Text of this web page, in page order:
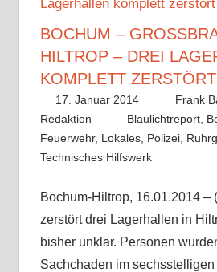
BOCHUM –
ILTROP – DREI
OMPLETT ZERSTÖRT
17. Januar 2014
Frank
Redaktion
Blaulichtreport
Feuerwehr, Lokales, Polizei,
Technisches Hilfswerk
Bochum-Hiltrop, 16.01.2014 –
zerstört drei Lagerhallen in
bisher unklar. Personen
Sachchaden im sechsstelligen